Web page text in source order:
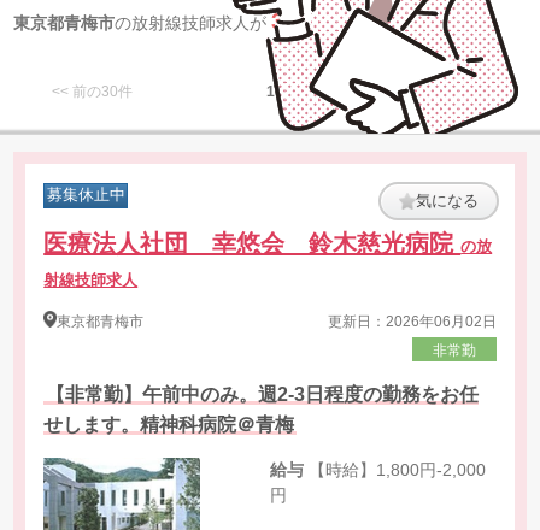
東京都青梅市の放射線技師求人が 3 件 見つかりました
<< 前の30件 1 次の30件 >>
募集休止中 気になる
医療法人社団 幸悠会 鈴木慈光病院の放
射線技師求人
東京都青梅市
更新日：2026年06月02日
非常勤
【非常勤】午前中のみ。週2-3日程度の勤務をお任
せします。精神科病院＠青梅
給与
円